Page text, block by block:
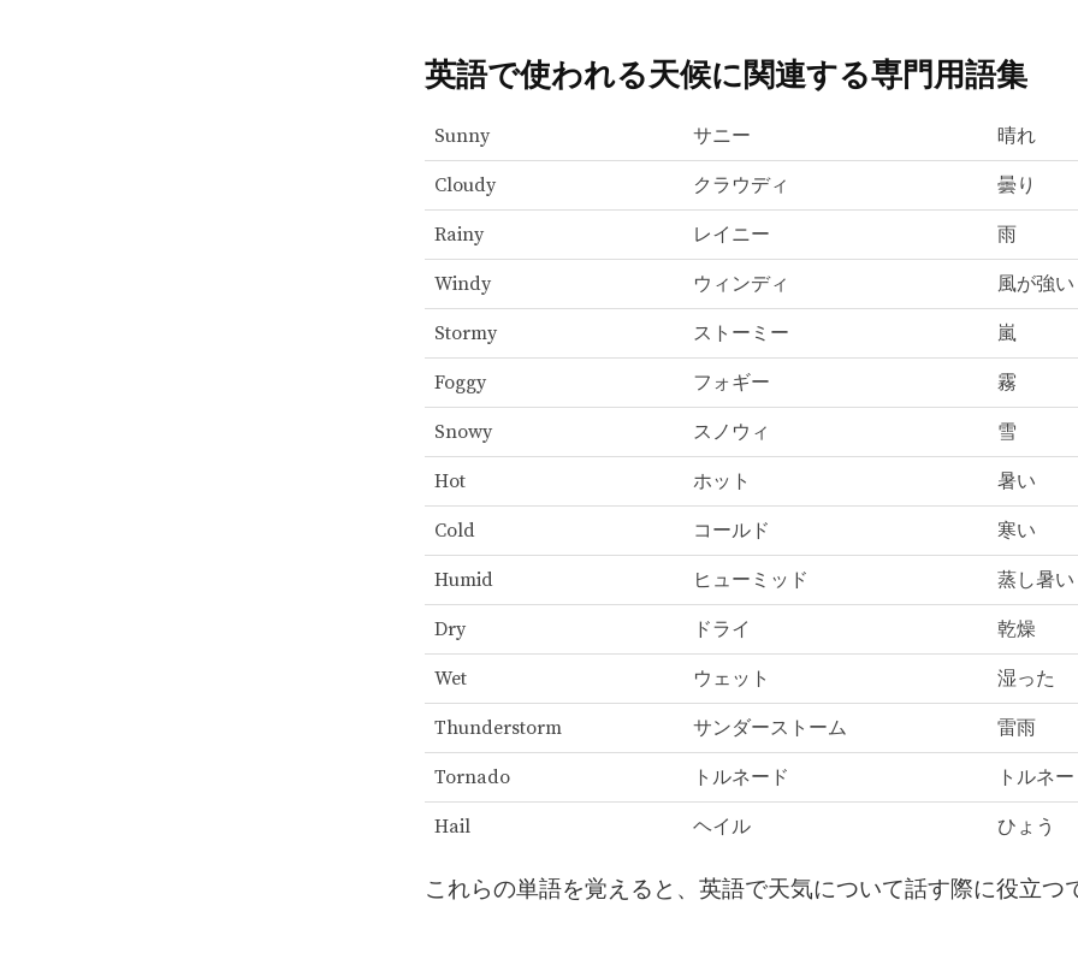
英語で使われる天候に関連する専門用語集
Sunny サニー 晴れ
Cloudy クラウディ 曇り
Rainy レイニー 雨
Windy ウィンディ 風が強い
Stormy ストーミー 嵐
Foggy フォギー 霧
Snowy スノウィ 雪
Hot ホット 暑い
Cold コールド 寒い
Humid ヒューミッド 蒸し暑い
Dry ドライ 乾燥
Wet ウェット 湿った
Thunderstorm サンダーストーム 雷雨
Tornado トルネード トルネ
Hail ヘイル ひょう
これらの単語を覚えると、英語で天気について話す際に役立つ